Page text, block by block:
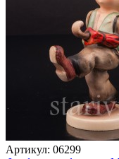
Артикул: 06299